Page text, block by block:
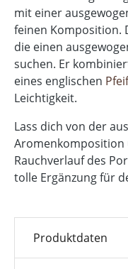
mit einer
feinen Komposition.
die einen
suchen. Er
eines englischen
Leichtigkeit.
Lass dich von der
Aromenkomposition
Rauchverlauf des
tolle Ergänzung für
Produktdaten